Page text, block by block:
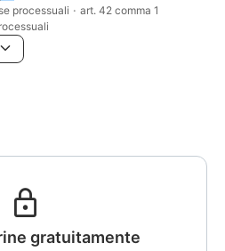
processuali · art. 42 comma 1
gratuitamente